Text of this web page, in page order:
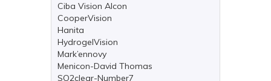
Ciba Vision Alcon
CooperVision
Hanita
HydrogelVision
Mark’ennovy
Menicon-David Thomas
SO2clear-Number7